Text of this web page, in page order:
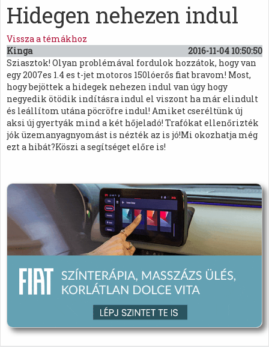
Hidegen nehezen indul
Vissza a témákhoz
Kinga
2016-11-04 10:50:50
Sziasztok! Olyan problémával fordulok hozzátok, hogy van
egy 2007es 1.4 es t-jet motoros 150lóerős fiat bravom! Most,
hogy bejöttek a hidegek nehezen indul van úgy hogy
negyedik ötödik indításra indul el viszont ha már elindult
és leállítom utána pöcröfre indul! Amiket cseréltünk új
aksi új gyertyák mind a két hőjeladó! Trafókat ellenőrizték
jók üzemanyagnyomást is nézték az is jó!Mi okozhatja még
ezt a hibát?Köszi a segítséget előre is!